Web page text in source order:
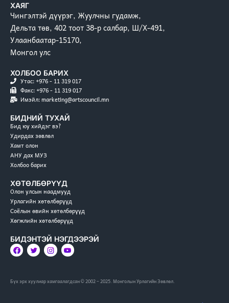
ХАЯГ
Чингэлтэй дүүрэг, Жуулчны гудамж,
Дельта төв, 402 тоот 38-р салбар, Ш/Х-491,
Улаанбаатар-15170,
Монгол улс
ХОЛБОО БАРИХ
Утас: +976 - 11 319 017
Факс: +976 - 11 319 017
Имэйл: marketing@artscouncil.mn
БИДНИЙ ТУХАЙ
Бид юу хийдэг вэ?
Удирдах зөвлөл
Хамт олон
АНУ дах МУЗ
Холбоо барих
ХӨТӨЛБӨРҮҮД
Олон улсын наадмууд
Урлагийн хөтөлбөрүүд
Соёлын өвийн хөтөлбөрүүд
Хөгжлийн хөтөлбөрүүд
БИДЭНТЭЙ НЭГДЭЭРЭЙ
Бүх эрх хуулиар хамгаалагдсан © 2002 – 2025. Монголын Урлагийн Зөвлөл.